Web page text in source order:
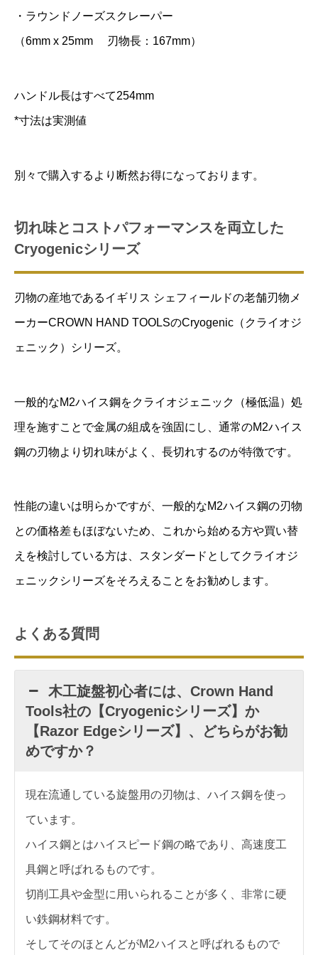
・ラウンドノーズスクレーパー
（6mm x 25mm 刃物長：167mm）
ハンドル長はすべて254mm
*寸法は実測値
別々で購入するより断然お得になっております。
切れ味とコストパフォーマンスを両立した
Cryogenicシリーズ
刃物の産地であるイギリス シェフィールドの老舗刃物メ
ーカーCROWN HAND TOOLSのCryogenic（クライオジ
ェニック）シリーズ。
一般的なM2ハイス鋼をクライオジェニック（極低温）処
理を施すことで金属の組成を強固にし、通常のM2ハイス
鋼の刃物より切れ味がよく、長切れするのが特徴です。
性能の違いは明らかですが、一般的なM2ハイス鋼の刃物
との価格差もほぼないため、これから始める方や買い替
えを検討している方は、スタンダードとしてクライオジ
ェニックシリーズをそろえることをお勧めします。
よくある質問
木工旋盤初心者には、Crown Hand
Tools社の【Cryogenicシリーズ】か
【Razor Edgeシリーズ】、どちらがお勧
めですか？
現在流通している旋盤用の刃物は、ハイス鋼を使っ
ています。
ハイス鋼とはハイスピード鋼の略であり、高速度工
具鋼と呼ばれるものです。
切削工具や金型に用いられることが多く、非常に硬
い鉄鋼材料です。
そしてそのほとんどがM2ハイスと呼ばれるもので